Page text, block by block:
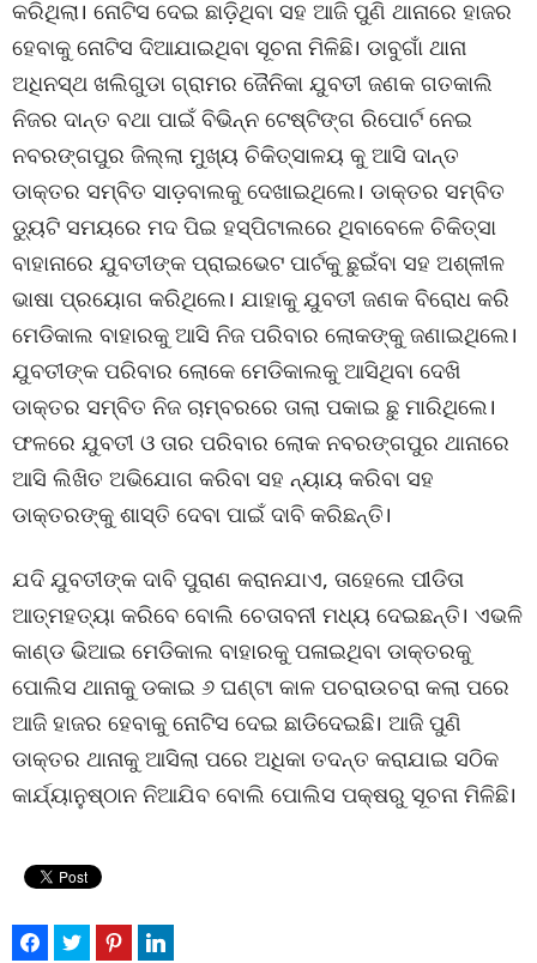
କରିଥିଲା। ନୋଟିସ ଦେଇ ଛାଡ଼ିଥିବା ସହ ଆଜି ପୁଣି ଥାନାରେ ହାଜର
ହେବାକୁ ନୋଟିସ ଦିଆଯାଇଥିବା ସୂଚନା ମିଳିଛି। ଡାବୁଗାଁ ଥାନା
ଅଧିନସ୍ଥ ଖଲିଗୁଡା ଗ୍ରାମର ଜୈନିକା ଯୁବତୀ ଜଣକ ଗତକାଲି
ନିଜର ଦାନ୍ତ ବଥା ପାଇଁ ବିଭିନ୍ନ ଟେଷ୍ଟିଙ୍ଗ ରିପୋର୍ଟ ନେଇ
ନବରଙ୍ଗପୁର ଜିଲ୍ଲା ମୁଖ୍ୟ ଚିକିତ୍ସାଳୟ କୁ ଆସି ଦାନ୍ତ
ଡାକ୍ତର ସମ୍ବିତ ସାଡ଼ବାଲକୁ ଦେଖାଇଥିଲେ। ଡାକ୍ତର ସମ୍ବିତ
ଡ୍ୟୁଟି ସମୟରେ ମଦ ପିଇ ହସ୍ପିଟାଲରେ ଥିବାବେଳେ ଚିକିତ୍ସା
ବାହାନାରେ ଯୁବତୀଙ୍କ ପ୍ରାଇଭେଟ ପାର୍ଟକୁ ଛୁଇଁବା ସହ ଅଶ୍ଳୀଳ
ଭାଷା ପ୍ରୟୋଗ କରିଥିଲେ। ଯାହାକୁ ଯୁବତୀ ଜଣକ ବିରୋଧ କରି
ମେଡିକାଲ ବାହାରକୁ ଆସି ନିଜ ପରିବାର ଲୋକଙ୍କୁ ଜଣାଇଥିଲେ।
ଯୁବତୀଙ୍କ ପରିବାର ଲୋକେ ମେଡିକାଲକୁ ଆସିଥିବା ଦେଖି
ଡାକ୍ତର ସମ୍ବିତ ନିଜ ଚାମ୍ବରରେ ତାଲା ପକାଇ ଛୁ ମାରିଥିଲେ।
ଫଳରେ ଯୁବତୀ ଓ ତାର ପରିବାର ଲୋକ ନବରଙ୍ଗପୁର ଥାନାରେ
ଆସି ଲିଖିତ ଅଭିଯୋଗ କରିବା ସହ ନ୍ୟାୟ କରିବା ସହ
ଡାକ୍ତରଙ୍କୁ ଶାସ୍ତି ଦେବା ପାଇଁ ଦାବି କରିଛନ୍ତି।
ଯଦି ଯୁବତୀଙ୍କ ଦାବି ପୁରାଣ କରାନଯାଏ, ତାହେଲେ ପୀଡିତା
ଆତ୍ମହତ୍ୟା କରିବେ ବୋଲି ଚେତାବନୀ ମଧ୍ୟ ଦେଇଛନ୍ତି। ଏଭଳି
କାଣ୍ଡ ଭିଆଇ ମେଡିକାଲ ବାହାରକୁ ପଳାଇଥିବା ଡାକ୍ତରକୁ
ପୋଲିସ ଥାନାକୁ ଡକାଇ ୬ ଘଣ୍ଟା କାଳ ପଚରାଉଚରା କଲା ପରେ
ଆଜି ହାଜର ହେବାକୁ ନୋଟିସ ଦେଇ ଛାଡିଦେଇଛି। ଆଜି ପୁଣି
ଡାକ୍ତର ଥାନାକୁ ଆସିଲା ପରେ ଅଧିକା ତଦନ୍ତ କରାଯାଇ ସଠିକ
କାର୍ଯ୍ୟାନୁଷ୍ଠାନ ନିଆଯିବ ବୋଲି ପୋଲିସ ପକ୍ଷରୁ ସୂଚନା ମିଳିଛି।